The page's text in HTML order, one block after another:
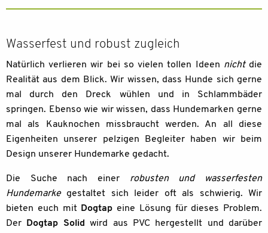
Wasserfest und robust zugleich
Natürlich verlieren wir bei so vielen tollen Ideen nichtdie
Realität aus dem Blick. Wir wissen, dass Hunde sich gerne
mal durch den Dreck wühlen und in Schlammbäder
springen. Ebenso wie wir wissen, dass Hundemarken gerne
mal als Kauknochen missbraucht werden. An all diese
Eigenheiten unserer pelzigen Begleiter haben wir beim
Design unserer Hundemarke gedacht.
Die Suche nach einer robusten und wasserfesten
Hundemarkegestaltet sich leider oft als schwierig. Wir
bieten euch mit Dogtap eine Lösung für dieses Problem.
Der Dogtap Solid wird aus PVC hergestellt und darüber